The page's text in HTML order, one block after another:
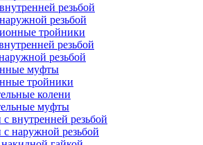
резьбой
резьбой
тройники
резьбой
резьбой
муфты
тройники
колени
муфты
внутренней резьбой
наружной резьбой